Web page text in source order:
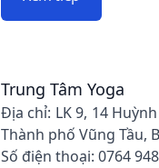
Trung Tâm Yoga
Địa chỉ: LK 9, 14
Thành phố Vũng Tầu,
Số điện thoại: 0764